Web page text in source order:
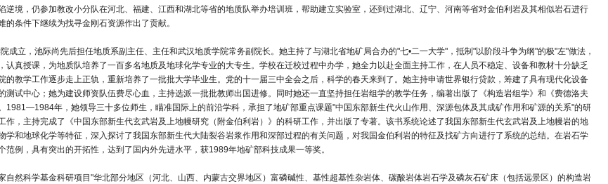
逆境，仍参加教改小分队在河北、福建、江西和湖北等省的地质队举办培训班，帮助建立实验室，还到过湖北、辽宁、河南等省对金伯利岩及其相似岩石进行
的条件下继续为找寻金刚石资源作出了贡献。
成立，池际尚先后担任地质系副主任、主任和武汉地质学院常务副院长。她主持了与湖北省地矿局合办的"七•二一大学"，抵制"以阶段斗争为纲"的极"左"做法，
认真授课，为地质队培养了一百多名地质及地球化学专业的大专生。学校在迁校过程中办学，她全力以赴全面主持工作，在人员不稳定、设备和教材十分缺乏
的教学工作逐步走上正轨，重新培养了一批批大学毕业生。党的十一届三中全会之后，科学的春天来到了。她主持申请世界银行贷款，筹建了具有现代化设备
测试中心；她为建设师资队伍费尽心血，主持选派一批批教师出国进修。同时她还一直坚持担任岩组学的教学任务，编著出版了《构造岩组学》和《费德洛夫
1981—1984年，她领导三十多位师生，瞄准国际上的前沿学科，承担了地矿部重点课题"中国东部新生代火山作用、深源包体及其成矿作用和矿源的关系"的研
作，主持完成了《中国东部新生代玄武岩及上地幔研究（附金伯利岩）》的科研工作，并出版了专著。该书系统论述了我国东部新生代玄武岩及上地幔岩的地
学和地球化学等特征，深入探讨了我国东部新生代大陆裂谷岩浆作用和深部过程的有关问题，对我国金伯利岩的特征及找矿方向进行了系统的总结。在岩石学
范例，具有突出的开拓性，达到了国内外先进水平，获1989年地矿部科技成果一等奖。
自然科学基金科研项目"华北部分地区（河北、山西、内蒙古交界地区）富磷碱性、基性超基性杂岩体、碳酸岩体岩石学及磷灰石矿床（包括远景区）的构造岩